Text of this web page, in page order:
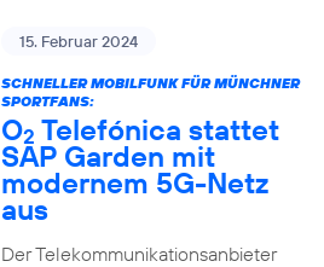
15. Februar 2024
SCHNELLER MOBILFUNK FÜR MÜNCHNER
SPORTFANS:
O2 Telefónica stattet
SAP Garden mit
modernem 5G-Netz
aus
Der Telekommunikationsanbieter